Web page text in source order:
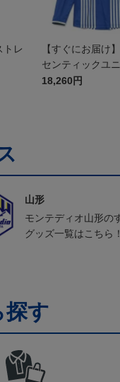
トレ
【すぐにお届け
センティックユ
FP1st（長袖）
18,260円
山形
モンテディオ山形の
グッズ一覧はこちら
探す